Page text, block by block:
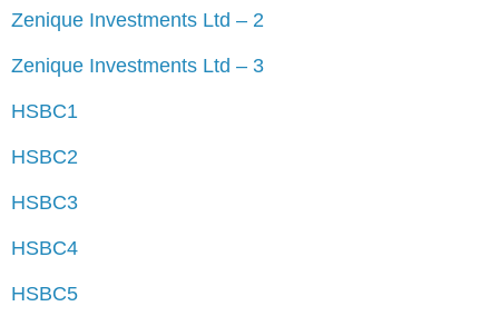
Zenique Investments Ltd – 2
Zenique Investments Ltd – 3
HSBC1
HSBC2
HSBC3
HSBC4
HSBC5